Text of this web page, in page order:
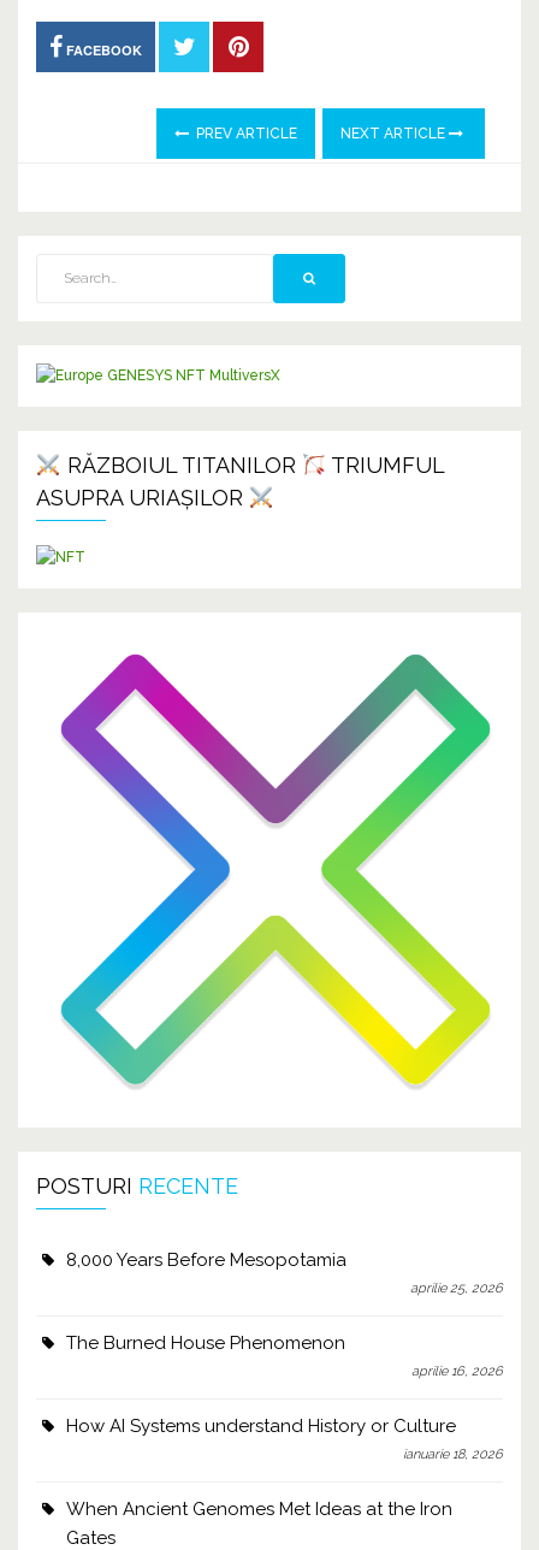
FACEBOOK
PREV ARTICLE NEXT ARTICLE
RĂZBOIUL TITANILOR
TRIUMFUL
ASUPRA URIAȘILOR
POSTURI RECENTE
8,000 Years Before Mesopotamia
aprilie 25, 2026
The Burned House Phenomenon
aprilie 16, 2026
How AI Systems understand History or Culture
ianuarie 18, 2026
When Ancient Genomes Met Ideas at the Iron
Gates